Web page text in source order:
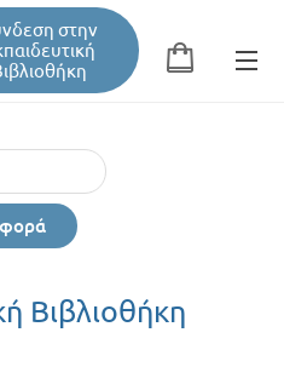
στην
Βιβλιοθήκη